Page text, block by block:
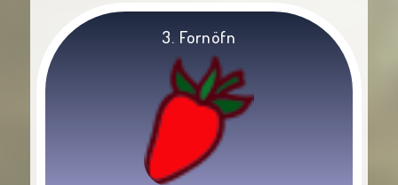
3. Fornöfn